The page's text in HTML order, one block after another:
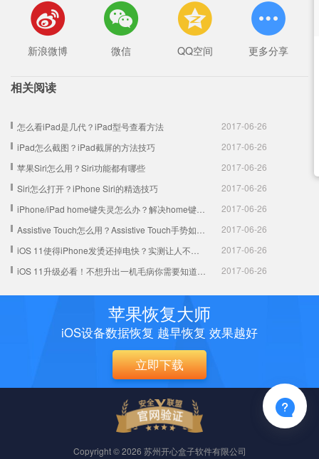

新浪微博

微信

QQ空间

更多分享
相关阅读
怎么看iPad是几代？iPad型号查看方法
2017-06-26
iPad怎么截图？iPad截屏的方法技巧
2017-06-26
苹果Siri怎么用？Siri功能都有哪些
2017-06-26
Siri怎么打开？iPhone Siri的精选技巧
2017-06-26
iPhone/iPad home键失灵怎么办？解决home键不灵的方法
2017-06-26
Assistive Touch怎么用？Assistive Touch手势如何设置
2017-06-26
iOS 11使得iPhone发烫还掉电快？实测让人不得不服！
2017-06-26
iOS 11升级必看！不想升出一机毛病你需要知道这些！
2017-06-26
苹果恢复大师
iOS设备数据恢复 越早恢复 效果越好
立即下载
Copyright © 2026 苏州开心盒子软件有限公司
